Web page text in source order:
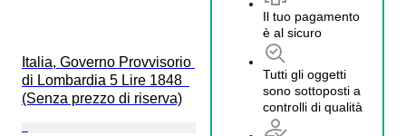
Il tuo pagamento
è al sicuro
Tutti gli oggetti
sono sottoposti a
controlli di qualità
Italia, Governo Provvisorio
di Lombardia 5 Lire 1848
(Senza prezzo di riserva)